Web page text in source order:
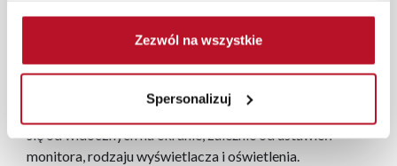
Zezwól na wszystkie
Spersonalizuj
roboczych, również na terenie całego kraju. Wszystkie
zamówienia powyżej 1000 zł dostarczamy gratis
Zdjęcia produktów mają charakter poglądowy.
się od widocznych na ekranie, zależnie od ustawień
monitora, rodzaju wyświetlacza i oświetlenia.